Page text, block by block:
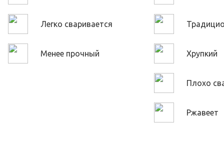
Легко сваривается
Менее прочный Хрупкий
Плохо
Ржавеет